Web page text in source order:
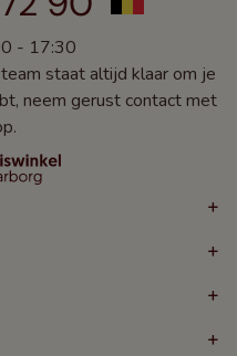
- 17:30
staat altijd klaar om je
neem gerust contact met
+
+
+
+